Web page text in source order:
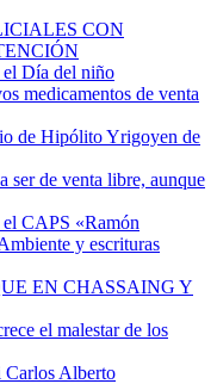
CON
el Día del niño
medicamentos de venta
de Hipólito Yrigoyen de
ser de venta libre, aunque
CAPS «Ramón
y escrituras
EN CHASSAING Y
el malestar de los
Carlos Alberto